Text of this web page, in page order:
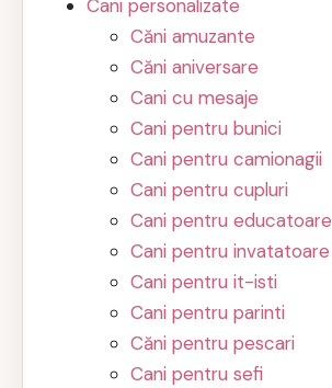
Cani personalizate
Căni amuzante
Căni aniversare
Cani cu mesaje
Cani pentru bunici
Cani pentru camionagii
Cani pentru cupluri
Cani pentru educatoare
Cani pentru invatatoare
Cani pentru it-isti
Cani pentru parinti
Căni pentru pescari
Cani pentru sefi